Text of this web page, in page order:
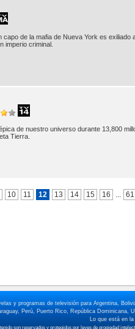
de la mafia de Nueva York es exiliado
imperio criminal.
de nuestro universo durante 13,800
Tierra.
10 11 12 13 14 15 16 ... 61
y programas de televisión para Argentina,
Perú, Puerto Rico, República Dominicana,
Lo que está en